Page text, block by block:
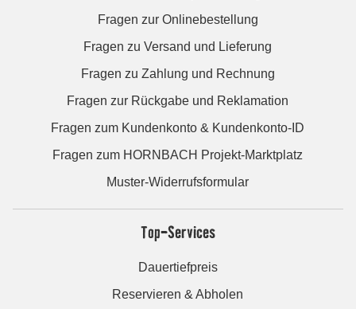
Fragen zur Onlinebestellung
Fragen zu Versand und Lieferung
Fragen zu Zahlung und Rechnung
Fragen zur Rückgabe und Reklamation
Fragen zum Kundenkonto & Kundenkonto-ID
Fragen zum HORNBACH Projekt-Marktplatz
Muster-Widerrufsformular
Top-Services
Dauertiefpreis
Reservieren & Abholen